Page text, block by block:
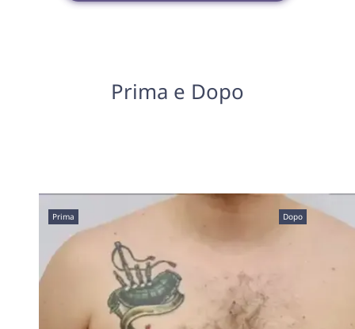
Prima e Dopo
Prima Dopo